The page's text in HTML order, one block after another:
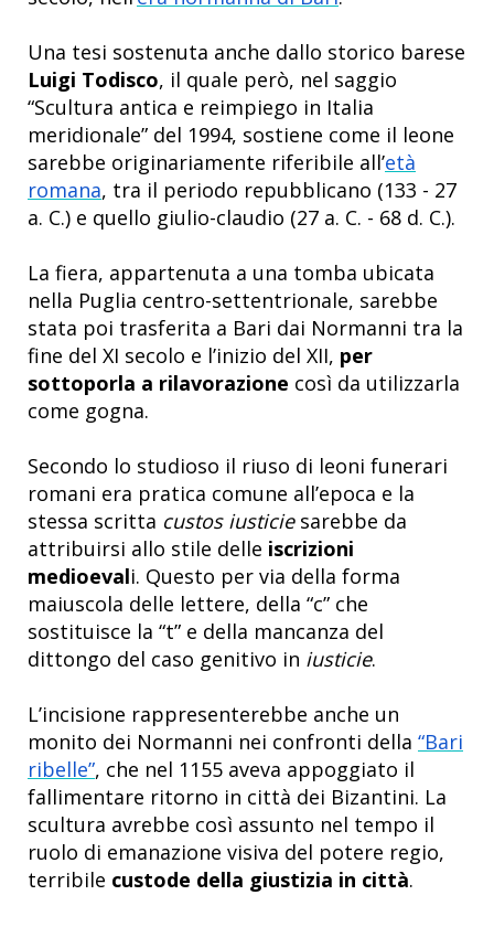
Una tesi sostenuta anche dallo storico barese
Luigi Todisco, il quale però, nel saggio
“Scultura antica e reimpiego in Italia
meridionale” del 1994, sostiene come il leone
sarebbe originariamente riferibile all’età
romana, tra il periodo repubblicano (133 - 27
a. C.) e quello giulio-claudio (27 a. C. - 68 d. C.).
La fiera, appartenuta a una tomba ubicata
nella Puglia centro-settentrionale, sarebbe
stata poi trasferita a Bari dai Normanni tra la
fine del XI secolo e l’inizio del XII, per
sottoporla a rilavorazione così da utilizzarla
come gogna.
Secondo lo studioso il riuso di leoni funerari
romani era pratica comune all’epoca e la
stessa scritta custos iusticiesarebbe da
attribuirsi allo stile delle iscrizioni
medioevali. Questo per via della forma
maiuscola delle lettere, della “c” che
sostituisce la “t” e della mancanza del
dittongo del caso genitivo in iusticie.
L’incisione rappresenterebbe anche un
monito dei Normanni nei confronti della “Bari
ribelle”, che nel 1155 aveva appoggiato il
fallimentare ritorno in città dei Bizantini. La
scultura avrebbe così assunto nel tempo il
ruolo di emanazione visiva del potere regio,
terribile custode della giustizia in città.